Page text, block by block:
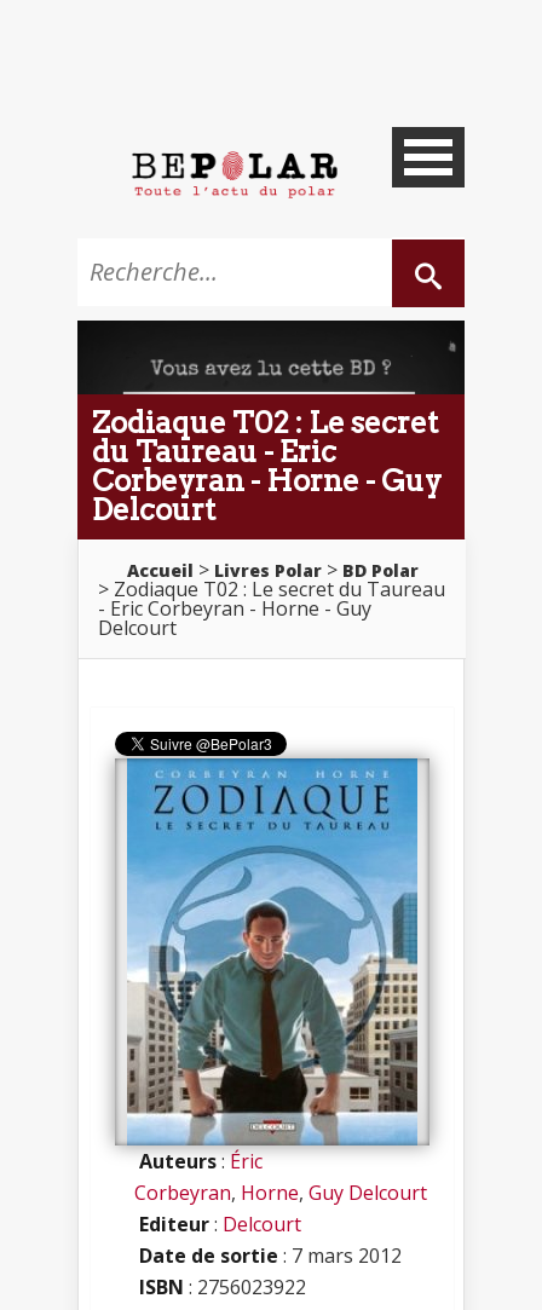
Zodiaque T02 : Le secret
du Taureau - Eric
Corbeyran - Horne - Guy
Delcourt
Accueil Livres Polar BD Polar
Zodiaque T02 : Le secret du Taureau
- Eric Corbeyran - Horne - Guy
Delcourt
Auteurs:Éric
Corbeyran, Horne, Guy Delcourt
Editeur: Delcourt
Date de sortie : 7 mars 2012
ISBN : 2756023922